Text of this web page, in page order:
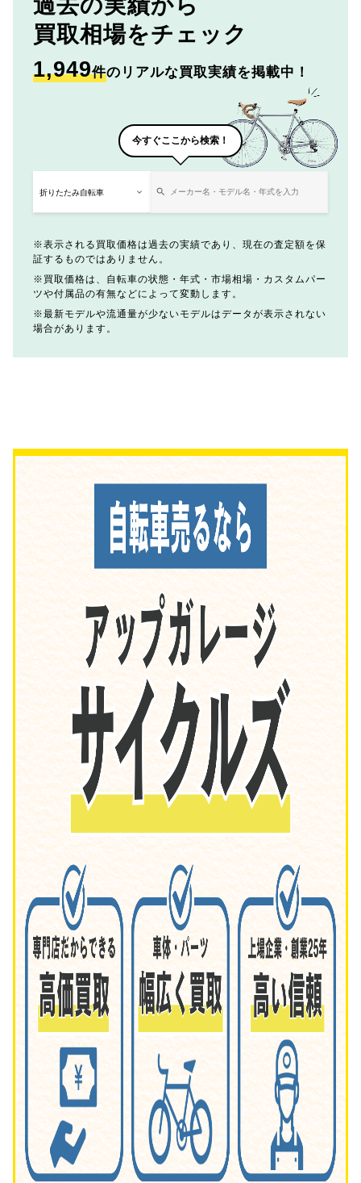
買取相場をチェック
1,949件のリアルな買取実績を掲載中！
今すぐここから検索！
表示される買取価格は過去の実績であり、現在の査定額を保
証するものではありません。
買取価格は、自転車の状態・年式・市場相場・カスタムパー
ツや付属品の有無などによって変動します。
最新モデルや流通量が少ないモデルはデータが表示されない
場合があります。